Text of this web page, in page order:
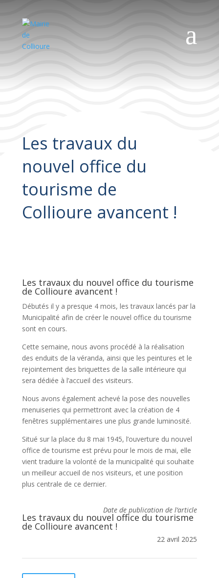
a
Les travaux du
nouvel office du
tourisme de
Collioure avancent !
Les travaux du nouvel office du tourisme
de Collioure avancent !
Débutés il y a presque 4 mois, les travaux lancés par la
Municipalité afin de créer le nouvel office du tourisme
sont en cours.
Cette semaine, nous avons procédé à la réalisation
des enduits de la véranda, ainsi que les peintures et le
rejointement des briquettes de la salle intérieure qui
sera dédiée à l’accueil des visiteurs.
Nous avons également achevé la pose des nouvelles
menuiseries qui permettront avec la création de 4
fenêtres supplémentaires une plus grande luminosité.
Situé sur la place du 8 mai 1945, l’ouverture du nouvel
office de tourisme est prévu pour le mois de mai, elle
vient traduire la volonté de la municipalité qui souhaite
un meilleur accueil de nos visiteurs, et une position
plus centrale de ce dernier.
Date de publication de l’article
Les travaux du nouvel office du tourisme
de Collioure avancent !
22 avril 2025